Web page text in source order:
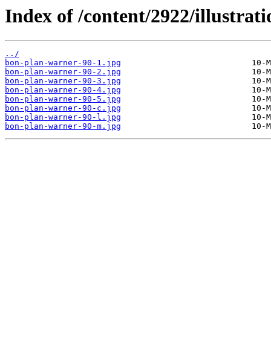
Index of /content/2922/
../
bon-plan-warner-90-1.jpg
bon-plan-warner-90-2.jpg
bon-plan-warner-90-3.jpg
bon-plan-warner-90-4.jpg
bon-plan-warner-90-5.jpg
bon-plan-warner-90-c.jpg
bon-plan-warner-90-l.jpg
bon-plan-warner-90-m.jpg